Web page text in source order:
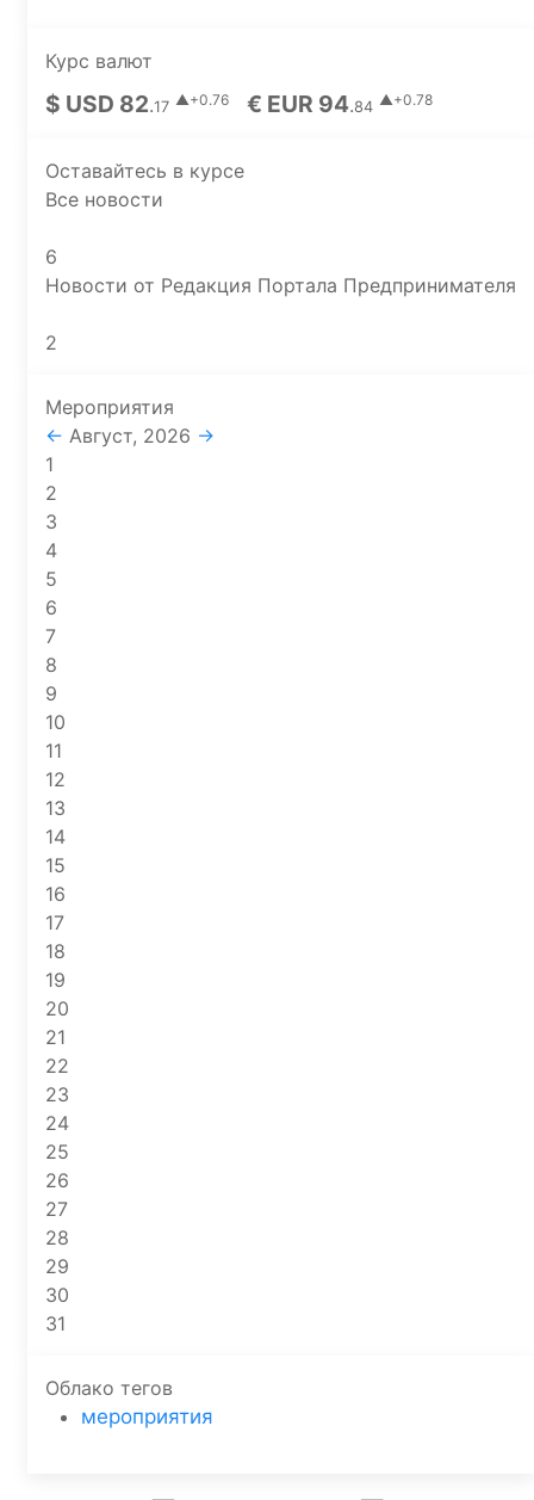
Курс валют
$ USD 82.17 ▲+0.76 € EUR 94.84 ▲+0.78
Оставайтесь в курсе
Все новости
6
Новости от Редакция Портала Предпринимателя
2
Мероприятия
← Август, 2026 →
1
2
3
4
5
6
7
8
9
10
11
12
13
14
15
16
17
18
19
20
21
22
23
24
25
26
27
28
29
30
31
Облако тегов
мероприятия